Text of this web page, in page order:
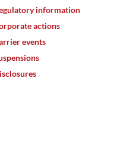
information
actions
events